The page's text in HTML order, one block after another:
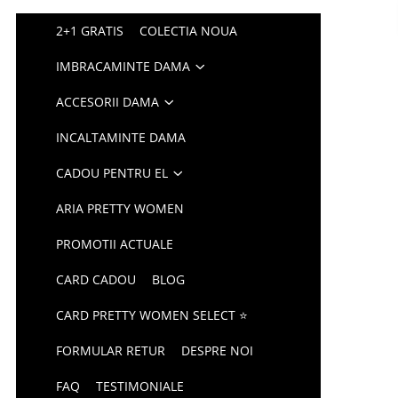
2+1 GRATIS COLECTIA NOUA
IMBRACAMINTE DAMA
ACCESORII DAMA
INCALTAMINTE DAMA
CADOU PENTRU EL
ARIA PRETTY WOMEN
PROMOTII ACTUALE
CARD CADOU BLOG
CARD PRETTY WOMEN SELECT ⭐
FORMULAR RETUR DESPRE NOI
FAQ TESTIMONIALE